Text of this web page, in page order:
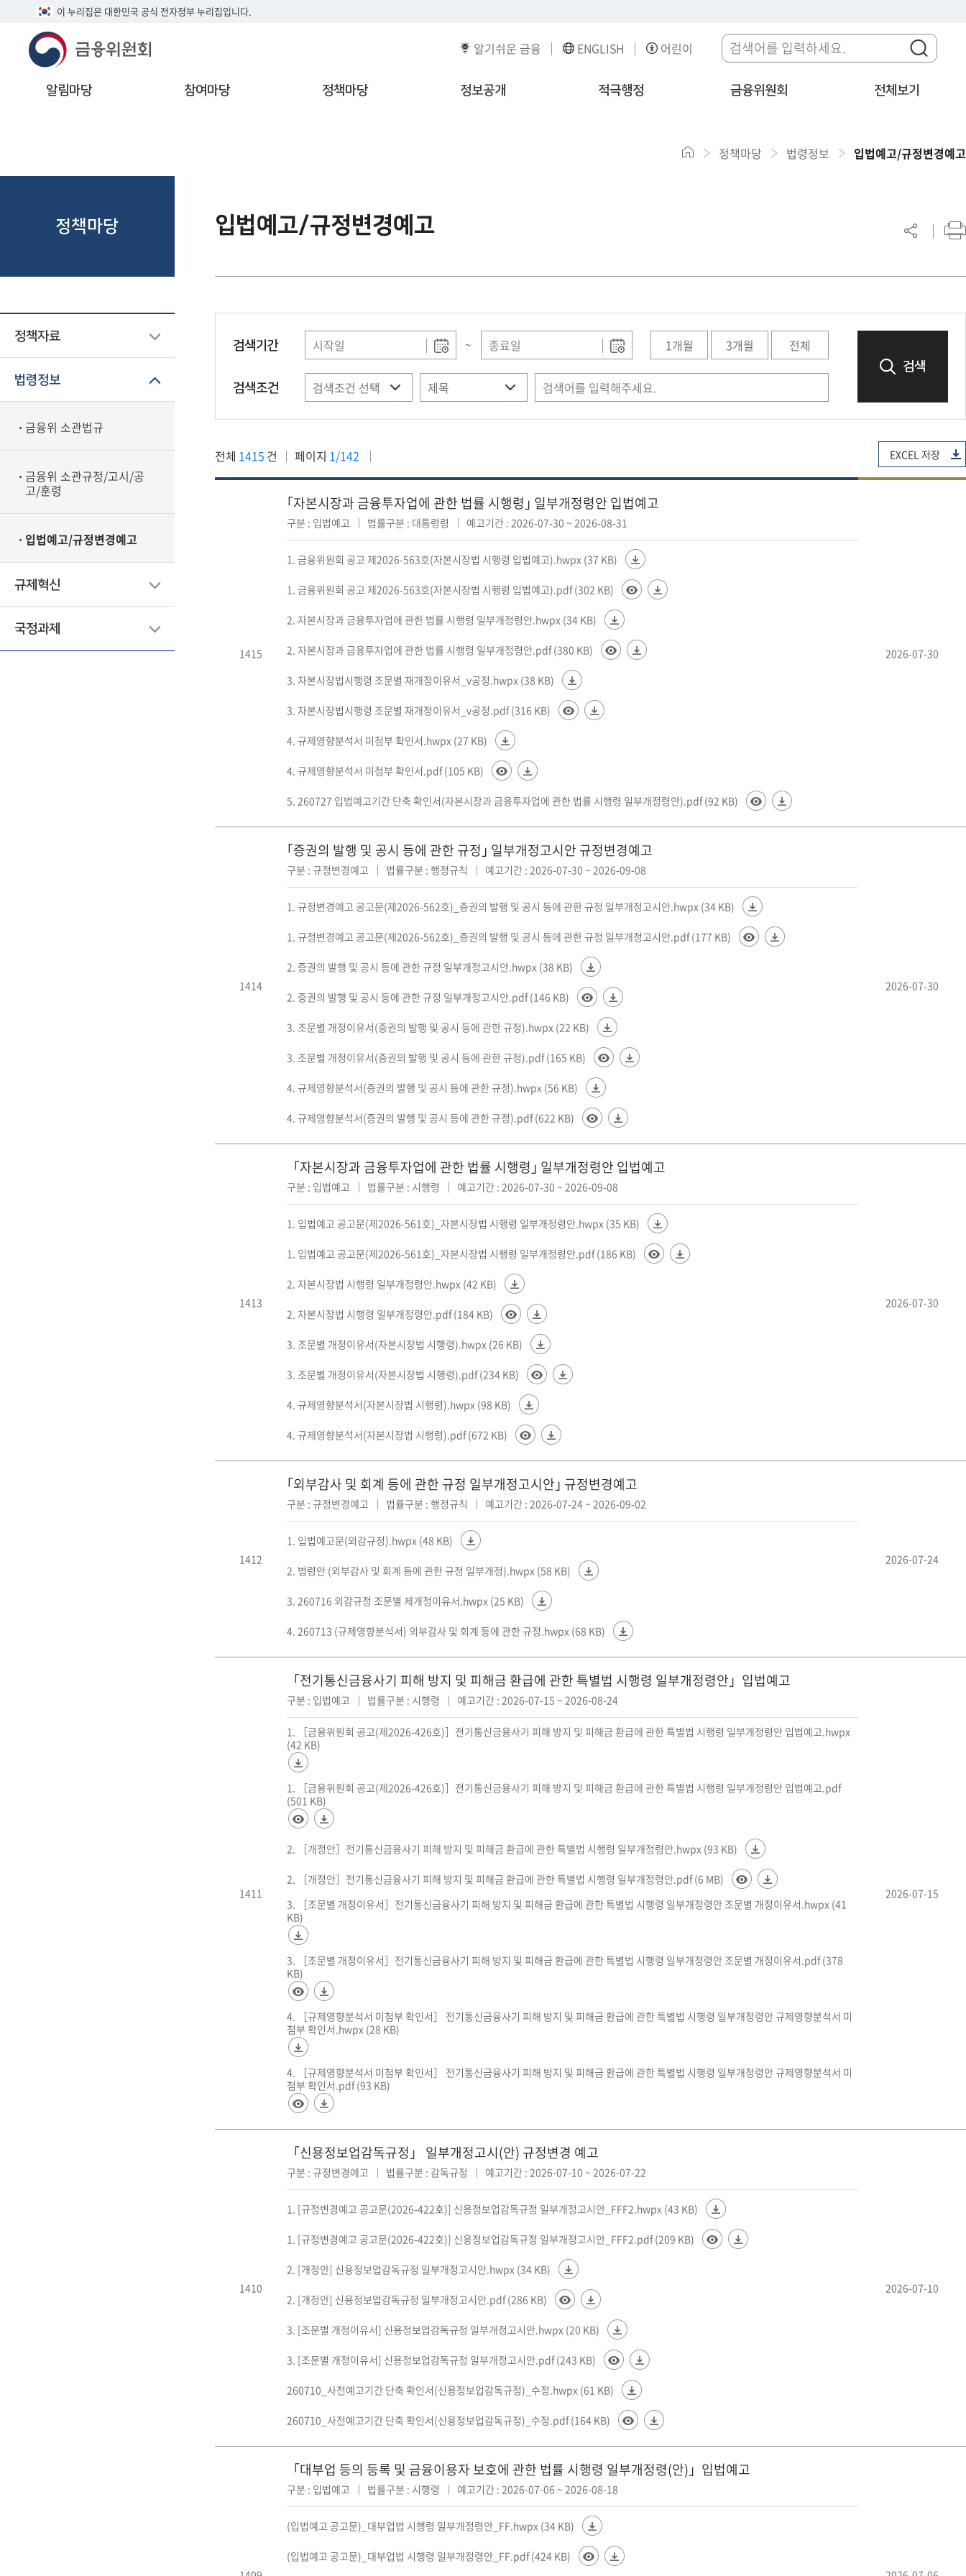
이 누리집은 대한민국 공식 전자정부 누리집입니다.
알기쉬운 금융 ENGLISH 어린이
알림마당 참여마당 정책마당 정보공개 적극행정 금융위원회 전체보기
정책마당
정책자료
법령정보
금융위 소관법규
금융위 소관규정/고시/공
고/훈령
입법예고/규정변경예고
규제혁신
국정과제
정책마당 법령정보 입법예고/규정변경예고
입법예고/규정변경예고
검색기간 ~ 1개월 3개월 전체
검색조건
검색
전체 1415 건 페이지 1/142 EXCEL 저장
1415
｢자본시장과 금융투자업에 관한 법률 시행령｣ 일부개정령안 입법예고
구분 : 입법예고 법률구분 : 대통령령 예고기간 : 2026-07-30 ~ 2026-08-31
1. 금융위원회 공고 제2026-563호(자본시장법 시행령 입법예고).hwpx (37 KB)
1. 금융위원회 공고 제2026-563호(자본시장법 시행령 입법예고).pdf (302 KB)
2. 자본시장과 금융투자업에 관한 법률 시행령 일부개정령안.hwpx (34 KB)
2. 자본시장과 금융투자업에 관한 법률 시행령 일부개정령안.pdf (380 KB)
3. 자본시장법시행령 조문별 재개정이유서_v공정.hwpx (38 KB)
3. 자본시장법시행령 조문별 재개정이유서_v공정.pdf (316 KB)
4. 규제영향분석서 미첨부 확인서.hwpx (27 KB)
4. 규제영향분석서 미첨부 확인서.pdf (105 KB)
5. 260727 입법예고기간 단축 확인서(자본시장과 금융투자업에 관한 법률 시행령 일부개정령안).pdf (92 KB)
2026-07-30
1414
｢증권의 발행 및 공시 등에 관한 규정｣ 일부개정고시안 규정변경예고
구분 : 규정변경예고 법률구분 : 행정규칙 예고기간 : 2026-07-30 ~ 2026-09-08
1. 규정변경예고 공고문(제2026-562호)_증권의 발행 및 공시 등에 관한 규정 일부개정고시안.hwpx (34 KB)
1. 규정변경예고 공고문(제2026-562호)_증권의 발행 및 공시 등에 관한 규정 일부개정고시안.pdf (177 KB)
2. 증권의 발행 및 공시 등에 관한 규정 일부개정고시안.hwpx (38 KB)
2. 증권의 발행 및 공시 등에 관한 규정 일부개정고시안.pdf (146 KB)
3. 조문별 개정이유서(증권의 발행 및 공시 등에 관한 규정).hwpx (22 KB)
3. 조문별 개정이유서(증권의 발행 및 공시 등에 관한 규정).pdf (165 KB)
4. 규제영향분석서(증권의 발행 및 공시 등에 관한 규정).hwpx (56 KB)
4. 규제영향분석서(증권의 발행 및 공시 등에 관한 규정).pdf (622 KB)
2026-07-30
1413
「자본시장과 금융투자업에 관한 법률 시행령｣ 일부개정령안 입법예고
구분 : 입법예고 법률구분 : 시행령 예고기간 : 2026-07-30 ~ 2026-09-08
1. 입법예고 공고문(제2026-561호)_자본시장법 시행령 일부개정령안.hwpx (35 KB)
1. 입법예고 공고문(제2026-561호)_자본시장법 시행령 일부개정령안.pdf (186 KB)
2. 자본시장법 시행령 일부개정령안.hwpx (42 KB)
2. 자본시장법 시행령 일부개정령안.pdf (184 KB)
3. 조문별 개정이유서(자본시장법 시행령).hwpx (26 KB)
3. 조문별 개정이유서(자본시장법 시행령).pdf (234 KB)
4. 규제영향분석서(자본시장법 시행령).hwpx (98 KB)
4. 규제영향분석서(자본시장법 시행령).pdf (672 KB)
2026-07-30
1412
｢외부감사 및 회계 등에 관한 규정 일부개정고시안｣ 규정변경예고
구분 : 규정변경예고 법률구분 : 행정규칙 예고기간 : 2026-07-24 ~ 2026-09-02
1. 입법예고문(외감규정).hwpx (48 KB)
2. 법령안 (외부감사 및 회계 등에 관한 규정 일부개정).hwpx (58 KB)
3. 260716 외감규정 조문별 제개정이유서.hwpx (25 KB)
4. 260713 (규제영향분석서) 외부감사 및 회계 등에 관한 규정.hwpx (68 KB)
2026-07-24
1411
「전기통신금융사기 피해 방지 및 피해금 환급에 관한 특별법 시행령 일부개정령안」입법예고
구분 : 입법예고 법률구분 : 시행령 예고기간 : 2026-07-15 ~ 2026-08-24
1. ［금융위원회 공고(제2026-426호)］전기통신금융사기 피해 방지 및 피해금 환급에 관한 특별법 시행령 일부개정령안 입법예고.hwpx
(42 KB)
1. ［금융위원회 공고(제2026-426호)］전기통신금융사기 피해 방지 및 피해금 환급에 관한 특별법 시행령 일부개정령안 입법예고.pdf
(501 KB)
2. ［개정안］전기통신금융사기 피해 방지 및 피해금 환급에 관한 특별법 시행령 일부개정령안.hwpx (93 KB)
2. ［개정안］전기통신금융사기 피해 방지 및 피해금 환급에 관한 특별법 시행령 일부개정령안.pdf (6 MB)
3. ［조문별 개정이유서］전기통신금융사기 피해 방지 및 피해금 환급에 관한 특별법 시행령 일부개정령안 조문별 개정이유서.hwpx (41
KB)
3. ［조문별 개정이유서］전기통신금융사기 피해 방지 및 피해금 환급에 관한 특별법 시행령 일부개정령안 조문별 개정이유서.pdf (378
KB)
4. ［규제영향분석서 미첨부 확인서］ 전기통신금융사기 피해 방지 및 피해금 환급에 관한 특별법 시행령 일부개정령안 규제영향분석서 미
첨부 확인서.hwpx (28 KB)
4. ［규제영향분석서 미첨부 확인서］ 전기통신금융사기 피해 방지 및 피해금 환급에 관한 특별법 시행령 일부개정령안 규제영향분석서 미
첨부 확인서.pdf (93 KB)
2026-07-15
1410
「신용정보업감독규정」 일부개정고시(안) 규정변경 예고
구분 : 규정변경예고 법률구분 : 감독규정 예고기간 : 2026-07-10 ~ 2026-07-22
1. [규정변경예고 공고문(2026-422호)] 신용정보업감독규정 일부개정고시안_FFF2.hwpx (43 KB)
1. [규정변경예고 공고문(2026-422호)] 신용정보업감독규정 일부개정고시안_FFF2.pdf (209 KB)
2. [개정안] 신용정보업감독규정 일부개정고시안.hwpx (34 KB)
2. [개정안] 신용정보업감독규정 일부개정고시안.pdf (286 KB)
3. [조문별 개정이유서] 신용정보업감독규정 일부개정고시안.hwpx (20 KB)
3. [조문별 개정이유서] 신용정보업감독규정 일부개정고시안.pdf (243 KB)
260710_사전예고기간 단축 확인서(신용정보업감독규정)_수정.hwpx (61 KB)
260710_사전예고기간 단축 확인서(신용정보업감독규정)_수정.pdf (164 KB)
2026-07-10
「대부업 등의 등록 및 금융이용자 보호에 관한 법률 시행령 일부개정령(안)」입법예고
구분 : 입법예고 법률구분 : 시행령 예고기간 : 2026-07-06 ~ 2026-08-18
(입법예고 공고문)_대부업법 시행령 일부개정령안_FF.hwpx (34 KB)
(입법예고 공고문)_대부업법 시행령 일부개정령안_FF.pdf (424 KB)